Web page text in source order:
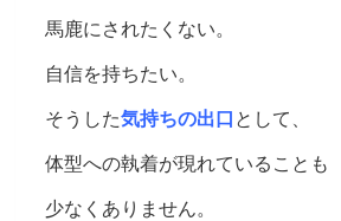
馬鹿にされたくない。
自信を持ちたい。
そうした気持ちの出口 として、
体型への執着が現れていることも
少なくありません。